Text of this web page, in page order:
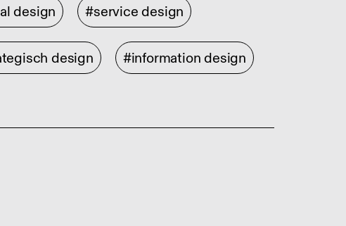
design #service design
design #information design